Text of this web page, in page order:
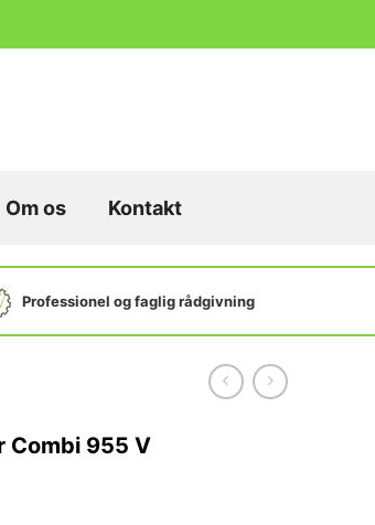
Om os Kontakt
Professionel og faglig rådgivning
Combi 955 V